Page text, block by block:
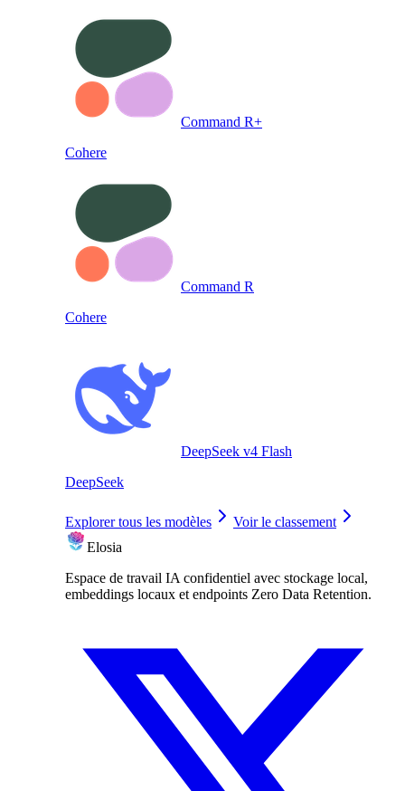
Command R+
Cohere
Command R
Cohere
DeepSeek v4 Flash
DeepSeek
Explorer tous les modèles
Voir le classement
Elosia
Espace de travail IA confidentiel avec stockage local,
embeddings locaux et endpoints Zero Data Retention.